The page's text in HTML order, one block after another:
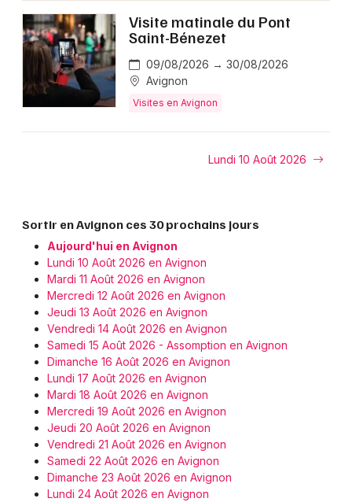
Visite matinale du Pont
Saint-Bénezet
09/08/2026 → 30/08/2026
Avignon
Visites en Avignon
Lundi 10 Août 2026
Sortir en Avignon ces 30 prochains jours
Aujourd'hui en Avignon
Lundi 10 Août 2026 en Avignon
Mardi 11 Août 2026 en Avignon
Mercredi 12 Août 2026 en Avignon
Jeudi 13 Août 2026 en Avignon
Vendredi 14 Août 2026 en Avignon
Samedi 15 Août 2026 - Assomption en Avignon
Dimanche 16 Août 2026 en Avignon
Lundi 17 Août 2026 en Avignon
Mardi 18 Août 2026 en Avignon
Mercredi 19 Août 2026 en Avignon
Jeudi 20 Août 2026 en Avignon
Vendredi 21 Août 2026 en Avignon
Samedi 22 Août 2026 en Avignon
Dimanche 23 Août 2026 en Avignon
Lundi 24 Août 2026 en Avignon